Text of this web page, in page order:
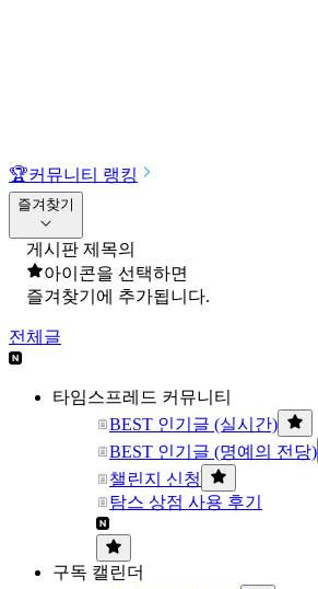
🏆커뮤니티 랭킹
즐겨찾기
게시판 제목의
아이콘을 선택하면
즐겨찾기에 추가됩니다.
전체글
타임스프레드 커뮤니티
BEST 인기글 (실시간)
BEST 인기글 (명예의 전당)
챌린지 신청
탐스 상점 사용 후기
구독 캘린더